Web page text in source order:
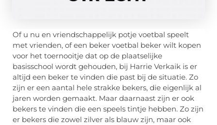
Of u nu en vriendschappelijk potje voetbal speelt
met vrienden, of een beker voetbal beker wilt kopen
voor het toernooitje dat op de plaatselijke
basisschool wordt gehouden, bij Harrie Verkaik is er
altijd een beker te vinden die past bij de situatie. Zo
zijn er een aantal hele strakke bekers, die eigenlijk al
jaren worden gemaakt. Maar daarnaast zijn er ook
bekers te vinden die een speels tintje hebben. Zo zijn
er bekers die zowel zilver als blauw zijn, maar ook